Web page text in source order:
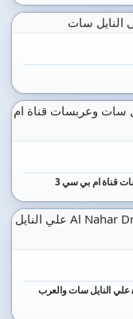
تردد قناة النهار دراما 2026 الجديد Al Nahar Drama علي النايل سات والعرب